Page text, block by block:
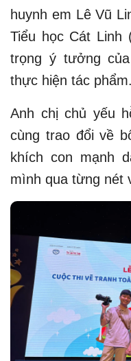
huynh em Lê Vũ
Tiểu học Cát Linh
trọng ý tưởng
thực hiện tác phẩm.
Anh chị chủ yếu
cùng trao đổi về
khích con mạnh
mình qua từng nét